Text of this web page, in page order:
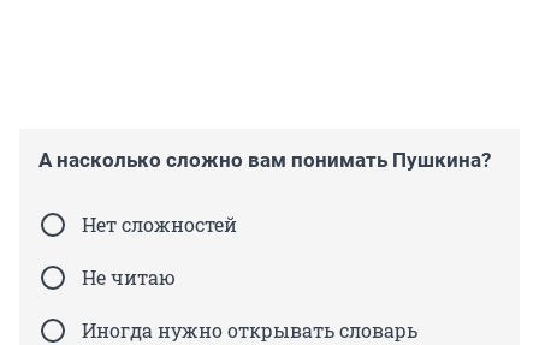
А насколько сложно вам понимать Пушкина?
Нет сложностей
Не читаю
Иногда нужно открывать словарь